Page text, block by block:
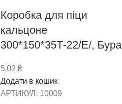
Коробка для піци
кальцоне
300*150*35Т-22/Е/, Бура
5,02 ₴
Додати в кошик
АРТИКУЛ: 10009